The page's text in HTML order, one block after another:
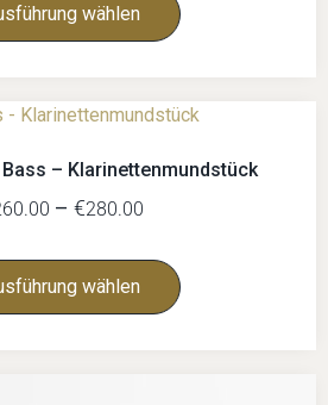
wählen
– Klarinettenmundstück
– €280.00
wählen